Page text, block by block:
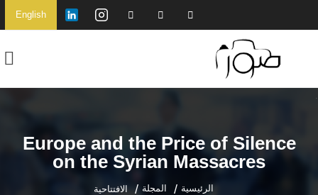
English
Europe and the Price of Silence
on the Syrian Massacres
الرئيسية المجلة الافتتاحية